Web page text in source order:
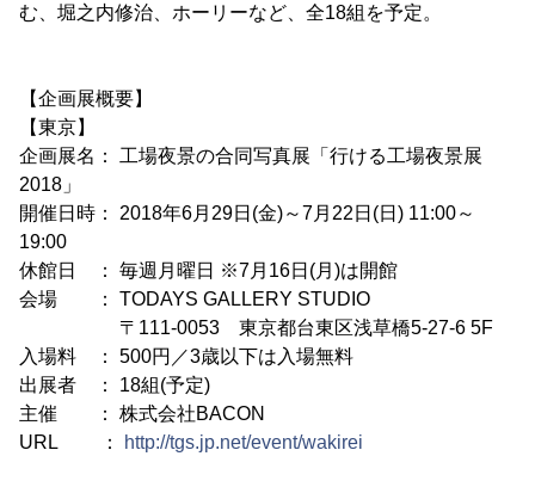
む、堀之内修治、ホーリーなど、全18組を予定。
【企画展概要】
【東京】
企画展名： 工場夜景の合同写真展「行ける工場夜景展
2018」
開催日時： 2018年6月29日(金)～7月22日(日) 11:00～
19:00
休館日 ： 毎週月曜日 ※7月16日(月)は開館
会場 ： TODAYS GALLERY STUDIO
〒111-0053 東京都台東区浅草橋5-27-6 5F
入場料 ： 500円／3歳以下は入場無料
出展者 ： 18組(予定)
主催 ： 株式会社BACON
URL ：
http://tgs.jp.net/event/wakirei